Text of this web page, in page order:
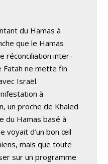
du Hamas à
que le Hamas
réconciliation inter-
Fatah ne mette fin
Israël.
à
un proche de Khaled
du Hamas basé à
voyait d’un bon œil
mais que toute
sur un programme